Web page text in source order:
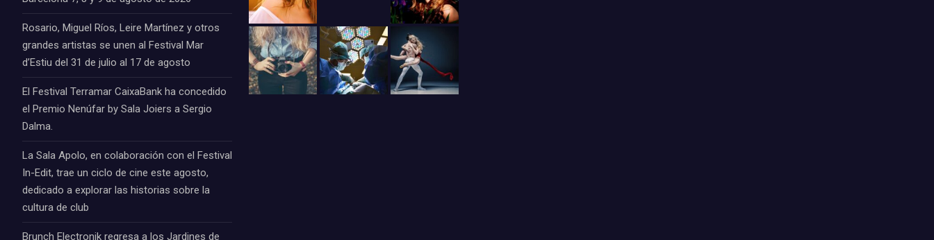
Rosario, Miguel Ríos, Leire Martínez y otros
grandes artistas se unen al Festival Mar
d’Estiu del 31 de julio al 17 de agosto
El Festival Terramar CaixaBank ha concedido
el Premio Nenúfar by Sala Joiers a Sergio
Dalma.
La Sala Apolo, en colaboración con el Festival
In-Edit, trae un ciclo de cine este agosto,
dedicado a explorar las historias sobre la
cultura de club
Brunch Electronik regresa a los Jardines de